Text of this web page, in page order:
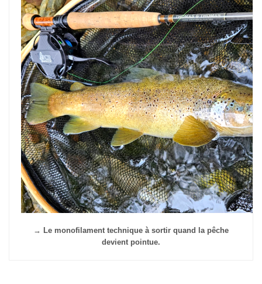
→ Le monofilament technique à sortir quand la pêche
devient pointue.